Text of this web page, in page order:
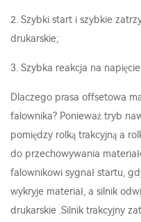
2. Szybki start i szybkie
drukarskie;
3. Szybka reakcja na
Dlaczego prasa offsetowa
falownika? Ponieważ tryb
pomiędzy rolką trakcyjną a
do przechowywania
falownikowi sygnał startu,
wykryje materiał, a silnik
drukarskie .Silnik trakcyjny